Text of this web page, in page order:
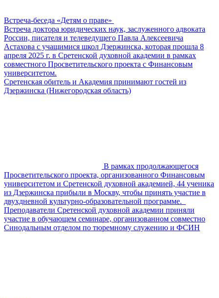
Встреча-беседа «Детям о праве»
Встреча доктора юридических наук, заслуженного адвоката
России, писателя и телеведущего Павла Алексеевича
Астахова с учащимися школ Дзержинска, которая прошла 8
апреля 2025 г. в Сретенской духовной академии в рамках
совместного Просветительского проекта с Финансовым
университетом.
Сретенская обитель и Академия принимают гостей из
Дзержинска (Нижегородская область)
В рамках продолжающегося
Просветительского проекта, организованного Финансовым
университетом и Сретенской духовной академией, 44 ученика
из Дзержинска прибыли в Москву, чтобы принять участие в
двухдневной культурно-образовательной программе.
Преподаватели Сретенской духовной академии приняли
участие в обучающем семинаре, организованном совместно
Синодальным отделом по тюремному служению и ФСИН